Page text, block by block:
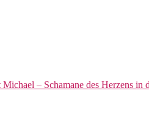
– Schamane des Herzens in